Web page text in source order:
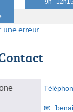
9h - 12h15
une erreur